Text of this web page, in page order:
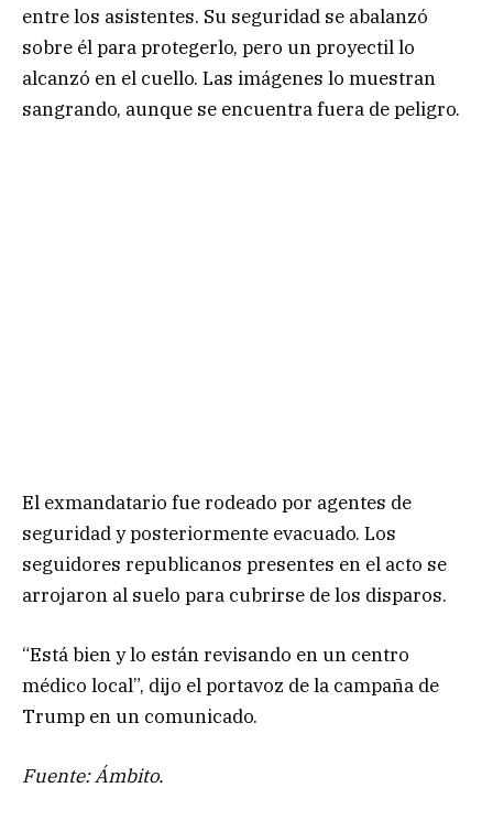
entre los asistentes. Su seguridad se abalanzó
sobre él para protegerlo, pero un proyectil lo
alcanzó en el cuello. Las imágenes lo muestran
sangrando, aunque se encuentra fuera de peligro.
El exmandatario fue rodeado por agentes de
seguridad y posteriormente evacuado. Los
seguidores republicanos presentes en el acto se
arrojaron al suelo para cubrirse de los disparos.
“Está bien y lo están revisando en un centro
médico local”, dijo el portavoz de la campaña de
Trump en un comunicado.
Fuente: Ámbito.